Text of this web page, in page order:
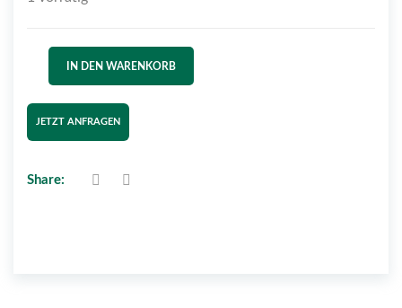
IN DEN WARENKORB
JETZT ANFRAGEN
Share: